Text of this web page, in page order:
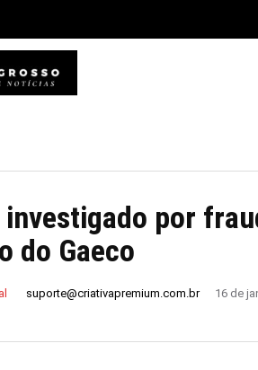
por
do Gaeco
suporte@criativapremium.com.br 16 de